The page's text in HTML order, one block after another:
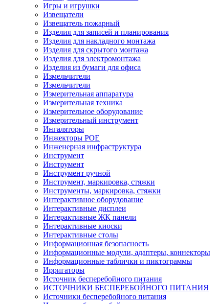
Игры и игрушки
Извещатели
Извещатель пожарный
Изделия для записей и планирования
Изделия для накладного монтажа
Изделия для скрытого монтажа
Изделия для электромонтажа
Изделия из бумаги для офиса
Измельчители
Измельчители
Измерительная аппаратура
Измерительная техника
Измерительное оборудование
Измерительный инструмент
Ингаляторы
Инжекторы POE
Инженерная инфраструктура
Инструмент
Инструмент
Инструмент ручной
Инструмент, маркировка, стяжки
Инструменты, маркировка, стяжки
Интерактивное оборудование
Интерактивные дисплеи
Интерактивные ЖК панели
Интерактивные киоски
Интерактивные столы
Информационная безопасность
Информационные модули, адаптеры, коннекторы
Информационные таблички и пиктограммы
Ирригаторы
Источник бесперебойного питания
ИСТОЧНИКИ БЕСПЕРЕБОЙНОГО ПИТАНИЯ
Источники бесперебойного питания